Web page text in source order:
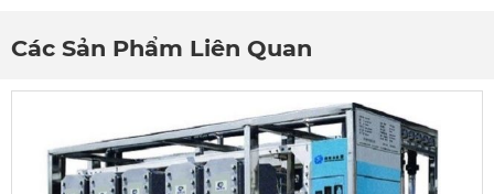
Các Sản Phẩm Liên Quan